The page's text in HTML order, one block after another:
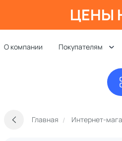
ЦЕНЫ
О компании Покупателям
Главная Интернет-